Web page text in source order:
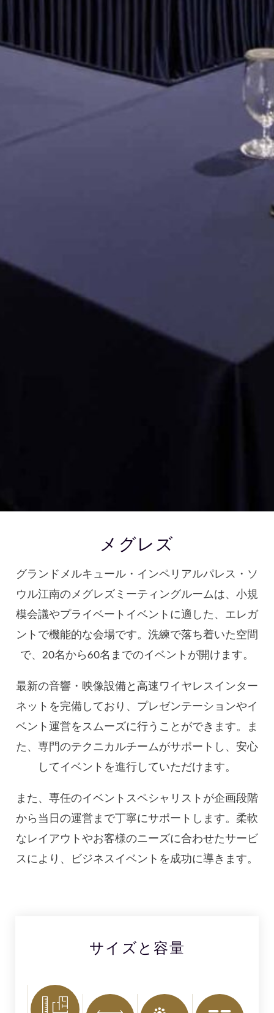
メグレズ
グランドメルキュール・インペリアルパレス・ソ
ウル江南のメグレズミーティングルームは、小規
模会議やプライベートイベントに適した、エレガ
ントで機能的な会場です。洗練で落ち着いた空間
で、20名から60名までのイベントが開けます。
最新の音響・映像設備と高速ワイヤレスインター
ネットを完備しており、プレゼンテーションやイ
ベント運営をスムーズに行うことができます。ま
た、専門のテクニカルチームがサポートし、安心
してイベントを進行していただけます。
また、専任のイベントスペシャリストが企画段階
から当日の運営まで丁寧にサポートします。柔軟
なレイアウトやお客様のニーズに合わせたサービ
スにより、ビジネスイベントを成功に導きます。
サイズと容量